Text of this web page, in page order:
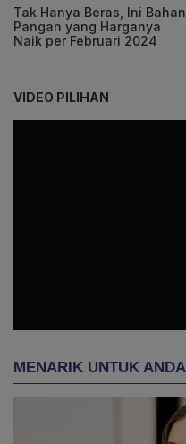
Tak Hanya Beras, Ini Bahan
Pangan yang Harganya
Naik per Februari 2024
VIDEO PILIHAN